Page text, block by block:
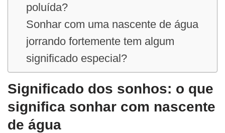
poluída?
Sonhar com uma nascente de água
jorrando fortemente tem algum
significado especial?
Significado dos sonhos: o que
significa sonhar com nascente
de água